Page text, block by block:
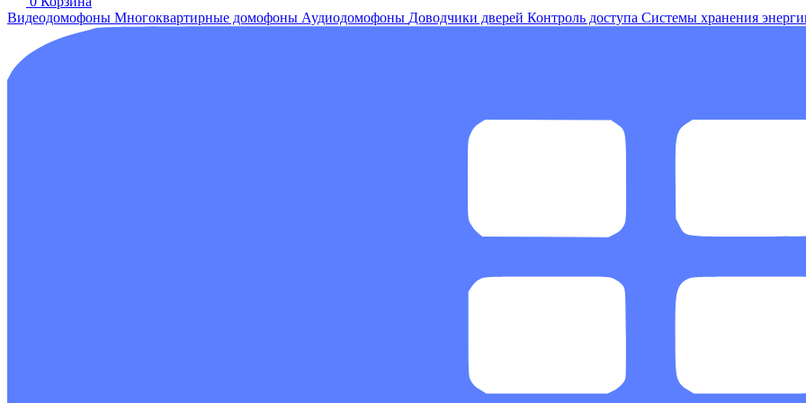
Видеодомофоны Многоквартирные домофоны Аудиодомофоны Доводчики дверей Контроль доступа Системы хранения